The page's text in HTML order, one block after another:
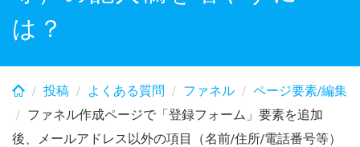
は？
投稿 よくある質問 ファネル
ページ要素/編集
ファネル作成ページで「登録フォーム」要素を追加
後、メールアドレス以外の項目（名前/住所/電話番号等）